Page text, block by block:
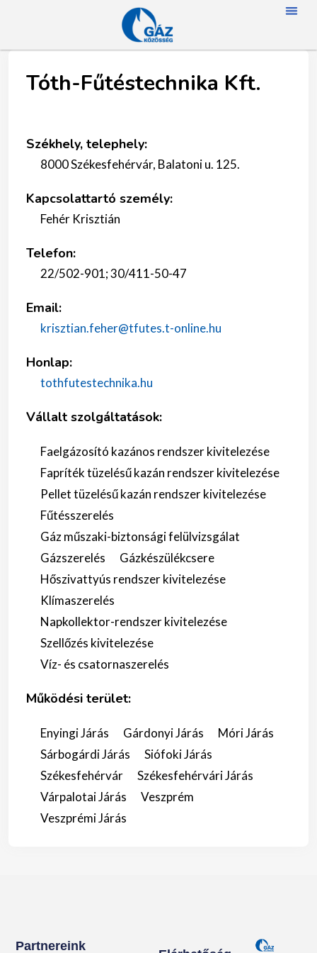
Tóth-Fűtéstechnika Kft.
Székhely, telephely:
8000 Székesfehérvár, Balatoni u. 125.
Kapcsolattartó személy:
Fehér Krisztián
Telefon:
22/502-901; 30/411-50-47
Email:
krisztian.feher@tfutes.t-online.hu
Honlap:
tothfutestechnika.hu
Vállalt szolgáltatások:
Faelgázosító kazános rendszer kivitelezése
Fapríték tüzelésű kazán rendszer kivitelezése
Pellet tüzelésű kazán rendszer kivitelezése
Fűtésszerelés
Gáz műszaki-biztonsági felülvizsgálat
Gázszerelés
Gázkészülékcsere
Hőszivattyús rendszer kivitelezése
Klímaszerelés
Napkollektor-rendszer kivitelezése
Szellőzés kivitelezése
Víz- és csatornaszerelés
Működési terület:
Enyingi Járás Gárdonyi Járás
Móri Járás
Sárbogárdi Járás
Siófoki Járás
Székesfehérvár
Székesfehérvári Járás
Várpalotai Járás
Veszprém
Veszprémi Járás
Partnereink